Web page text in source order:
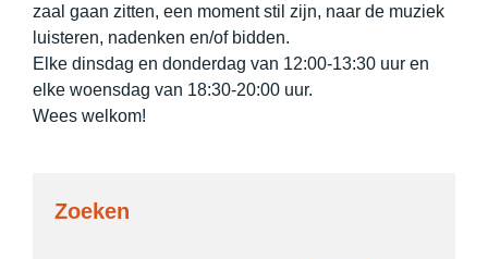
zaal gaan zitten, een moment stil zijn, naar de muziek
luisteren, nadenken en/of bidden.
Elke dinsdag en donderdag van 12:00-13:30 uur en
elke woensdag van 18:30-20:00 uur.
Wees welkom!
Zoeken